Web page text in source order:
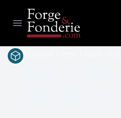
Open main menu